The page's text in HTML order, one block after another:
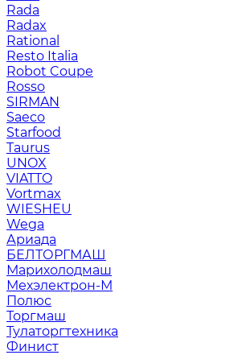
Rada
Radax
Rational
Resto Italia
Robot Coupe
Rosso
SIRMAN
Saeco
Starfood
Taurus
UNOX
VIATTO
Vortmax
WIESHEU
Wega
Ариада
БЕЛТОРГМАШ
Марихолодмаш
Мехэлектрон-М
Полюс
Торгмаш
Тулаторгтехника
Финист